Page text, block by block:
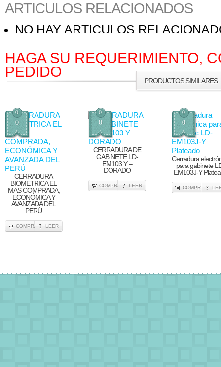
ARTICULOS RELACIONADOS
NO HAY ARTICULOS
HAGA SU REQUERIMIENTO,
PEDIDO
PRODUCTOS SIMILARES
0
0
CERRADURA
BIOMETRICA EL
MAS COMPRADA,
ECONÓMICA Y
AVANZADA DEL
PERÚ
COMPRA LEER
0
0
CERRADURA DE
GABINETE LD-
EM103 Y –
DORADO
COMPRA LEER
0
0
Cerradura
para gabinete
EM103J-Y
COMPRA